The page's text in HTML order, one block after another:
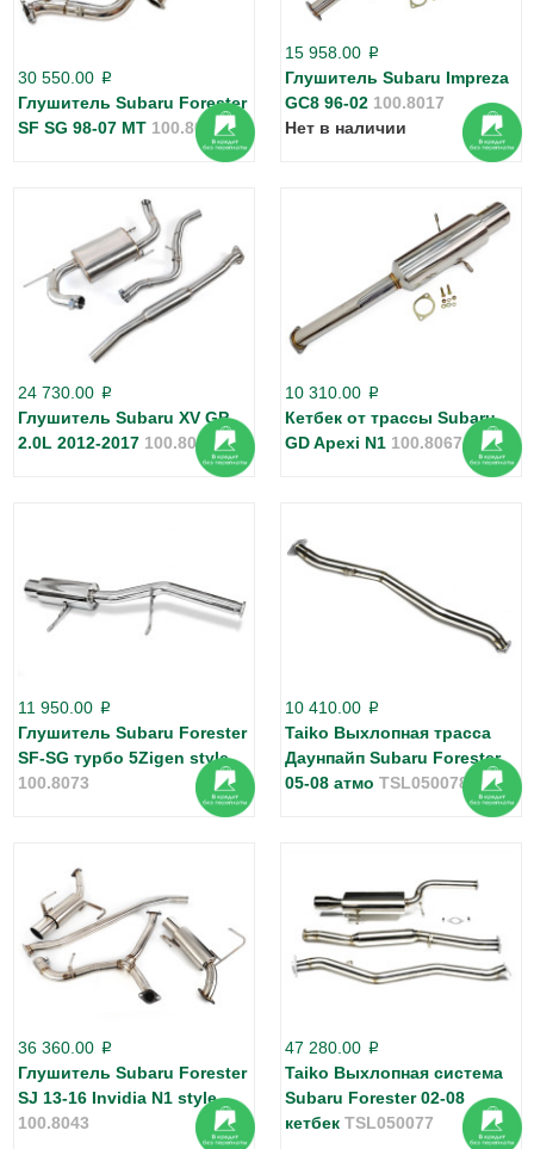
30 550.00 p
Глушитель Subaru Forester
SF SG 98-07 MT 100.8071
15 958.00 p
Глушитель Subaru Impreza
GC8 96-02 100.8017
Нет в наличии
24 730.00 p
Глушитель Subaru XV GP
2.0L 2012-2017 100.8020
10 310.00 p
Кетбек от трассы Subaru
GD Apexi N1 100.8067
11 950.00 p
Глушитель Subaru Forester
SF-SG турбо 5Zigen style
100.8073
10 410.00 p
Taiko Выхлопная трасса
Даунпайп Subaru Forester
05-08 атмо TSL050078
36 360.00 p
Глушитель Subaru Forester
SJ 13-16 Invidia N1 style
100.8043
47 280.00 p
Taiko Выхлопная система
Subaru Forester 02-08
кетбек TSL050077